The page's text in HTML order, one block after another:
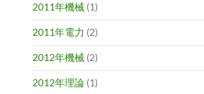
2011年機械 (1)
2011年電力 (2)
2012年機械 (2)
2012年理論 (1)